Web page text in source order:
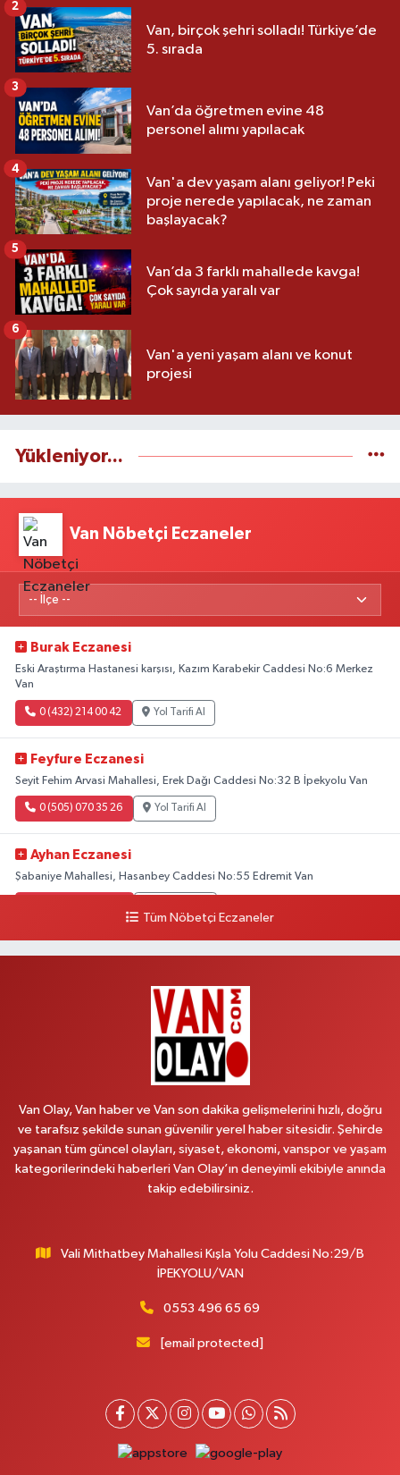
Van, birçok şehri solladı! Türkiye’de
5. sırada
2
Van’da öğretmen evine 48
personel alımı yapılacak
3
Van'a dev yaşam alanı geliyor! Peki
proje nerede yapılacak, ne zaman
başlayacak?
4
Van’da 3 farklı mahallede kavga!
Çok sayıda yaralı var
5
Van'a yeni yaşam alanı ve konut
projesi
6
Yükleniyor...
Van Nöbetçi Eczaneler
Burak Eczanesi
Eski Araştırma Hastanesi karşısı, Kazım Karabekir Caddesi No:6 Merkez
Van
0 (432) 214 00 42 Yol Tarifi Al
Feyfure Eczanesi
Seyit Fehim Arvasi Mahallesi, Erek Dağı Caddesi No:32 B İpekyolu Van
0 (505) 070 35 26 Yol Tarifi Al
Ayhan Eczanesi
Şabaniye Mahallesi, Hasanbey Caddesi No:55 Edremit Van
Yol Tarifi Al
Vanyolu Mahallesi, Kara Yusuf Bey Caddesi No:99 B Erciş Van
0 (432) 351 02 96 Yol Tarifi Al
Koç Eczanesi
Engin Eczanesi
Beyazıt Mahallesi, Zeylan Caddesi No:46 A Erciş Van
Yol Tarifi Al
Muhammed Eczanesi
0 (432) 712 22 87 Yol Tarifi Al
Otogar Eczanesi
Tüm Nöbetçi Eczaneler
Van Olay, Van haber ve Van son dakika gelişmelerini hızlı, doğru
ve tarafsız şekilde sunan güvenilir yerel haber sitesidir. Şehirde
yaşanan tüm güncel olayları, siyaset, ekonomi, vanspor ve yaşam
kategorilerindeki haberleri Van Olay’ın deneyimli ekibiyle anında
takip edebilirsiniz.
Vali Mithatbey Mahallesi Kışla Yolu Caddesi No:29/B
İPEKYOLU/VAN
0553 496 65 69
[email protected]